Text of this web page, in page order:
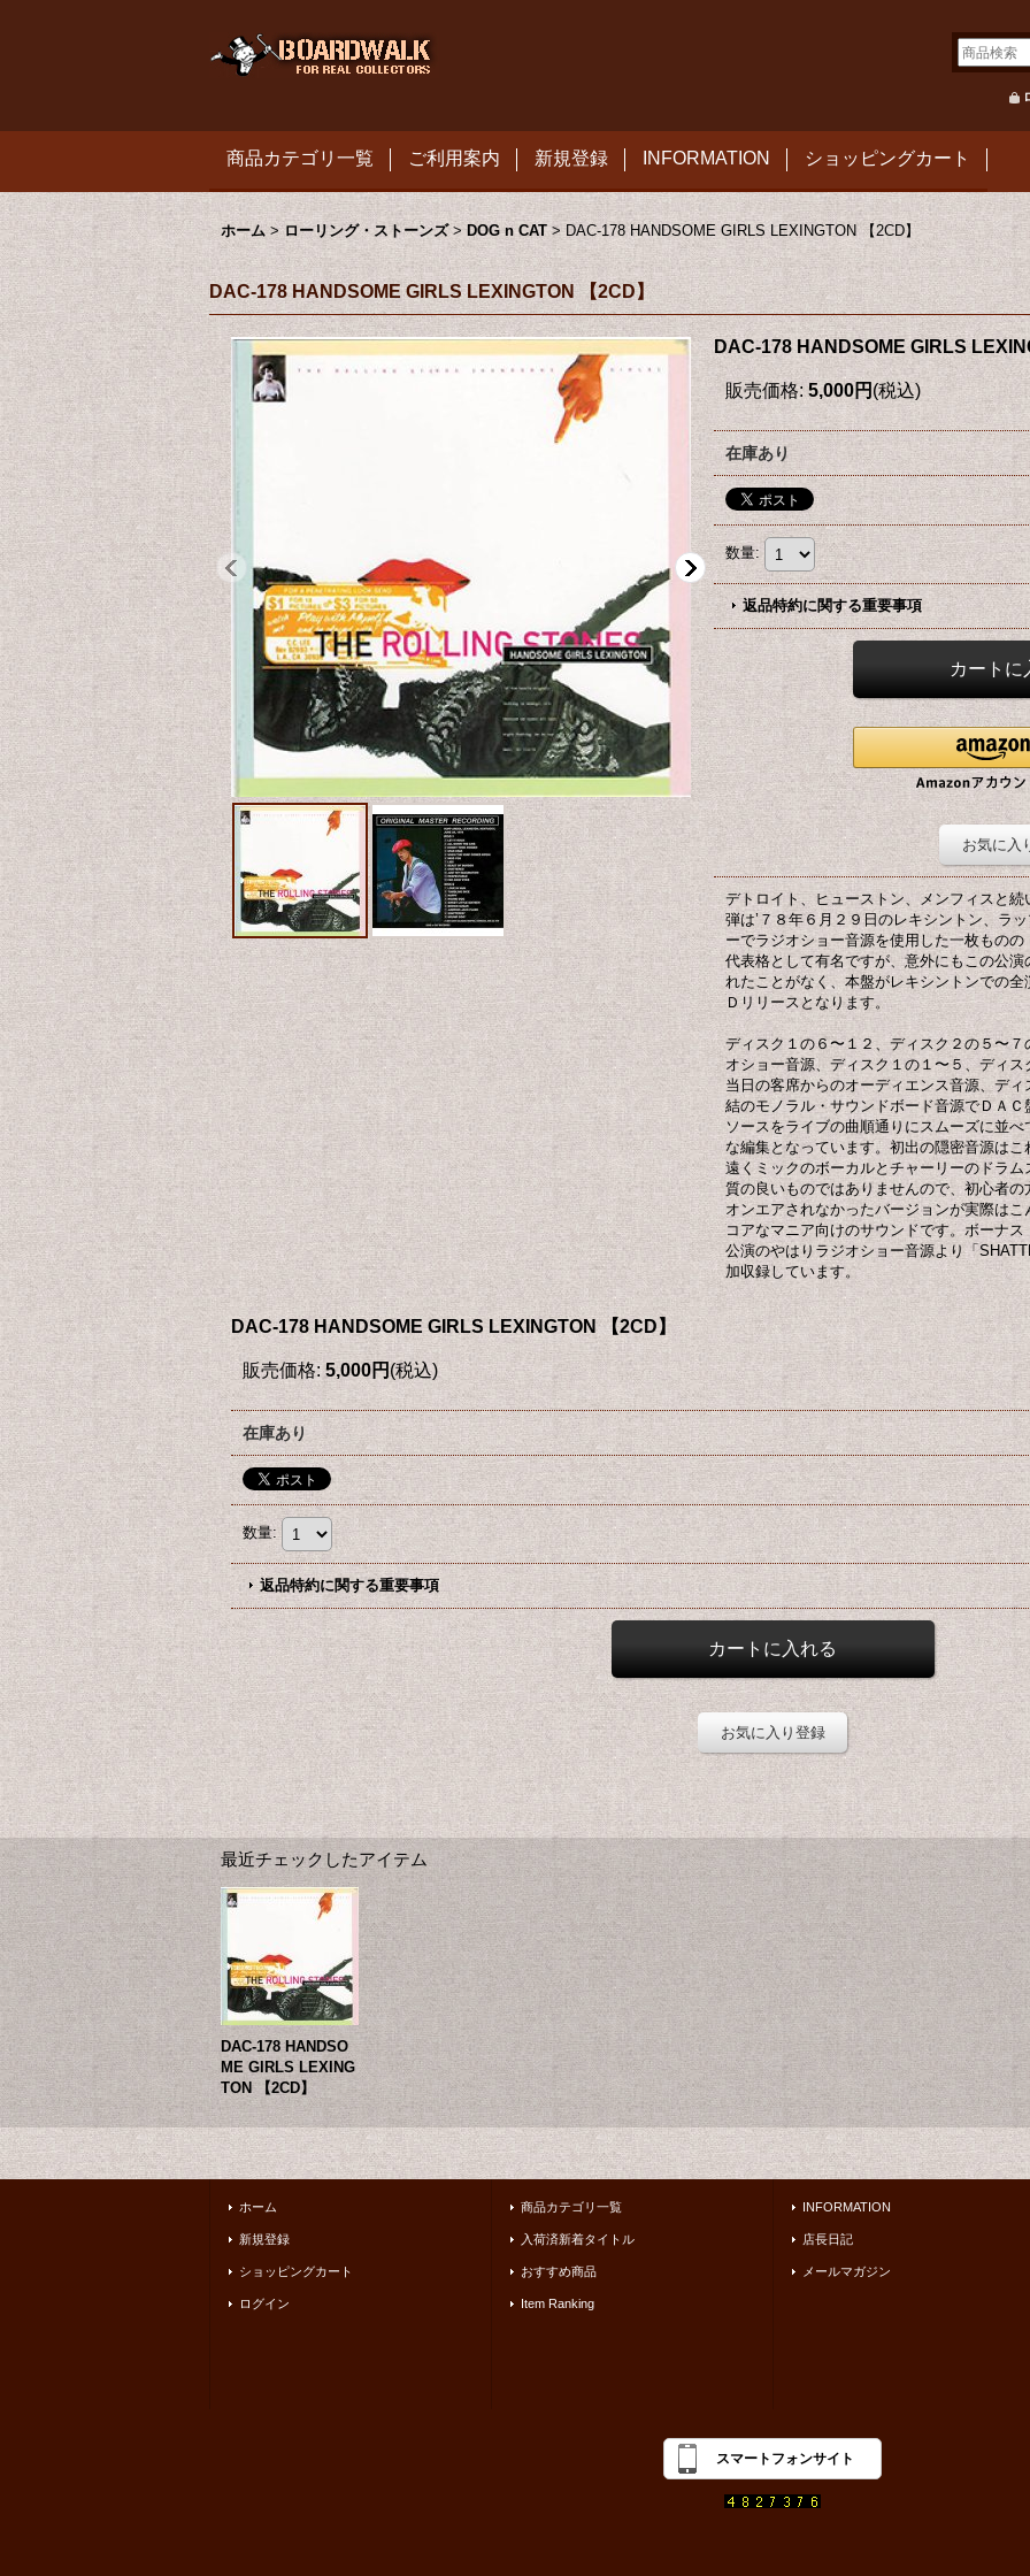
商品カテゴリ一覧 ご利用案内 新規登録 INFORMATION ショッピングカート
ホーム > ローリング・ストーンズ > DOG n CAT > DAC-178 HANDSOME GIRLS LEXINGTON 【2CD】
DAC-178 HANDSOME GIRLS LEXINGTON 【2CD】
DAC-178 HANDSOME GIRLS
販売価格: 5,000円 (税込)
在庫あり
数量:
返品特約に関する重要事項
お気に入
デトロイト、ヒューストン、メンフィスと
弾は’７８年６月２９日のレキシントン、ラ
ーでラジオショー音源を使用した一枚もの
代表格として有名ですが、意外にもこの公
れたことがなく、本盤がレキシントンでの
Ｄリリースとなります。
ディスク１の６〜１２、ディスク２の５〜
オショー音源、ディスク１の１〜５、ディ
当日の客席からのオーディエンス音源、デ
結のモノラル・サウンドボード音源でＤＡ
ソースをライブの曲順通りにスムーズに並
な編集となっています。初出の隠密音源は
遠くミックのボーカルとチャーリーのドラ
質の良いものではありませんので、初心者
オンエアされなかったバージョンが実際は
コアなマニア向けのサウンドです。ボーナ
公演のやはりラジオショー音源より「
加収録しています。
DAC-178 HANDSOME GIRLS LEXINGTON 【2CD】
販売価格: 5,000円 (税込)
在庫あり
数量:
返品特約に関する重要事項
お気に入り登録
最近チェックしたアイテム
DAC-178 HANDSO
ME GIRLS LEXING
TON 【2CD】
ホーム
新規登録
ショッピングカート
ログイン
商品カテゴリ一覧
入荷済新着タイトル
おすすめ商品
Item Ranking
INFORMATION
店長日記
メールマガジン
スマートフォンサイト